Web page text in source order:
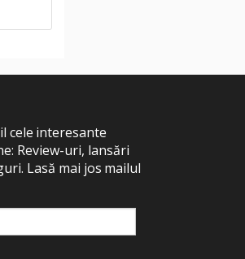
cele interesante
Review-uri, lansări
Lasă mai jos mailul